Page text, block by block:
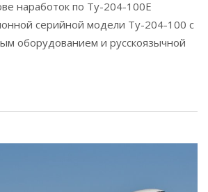
наработок по Ту-204-100Е
серийной модели Ту-204-100 с
оборудованием и русскоязычной